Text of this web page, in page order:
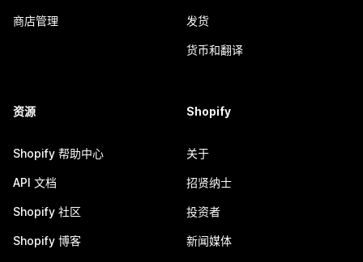
商店管理 发货
货币和翻译
资源
Shopify 帮助中心
API 文档
Shopify 社区
Shopify 博客
Shopify
关于
招贤纳士
投资者
新闻媒体